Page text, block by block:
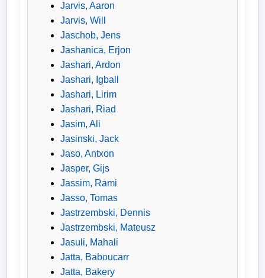
Jarvis, Aaron
Jarvis, Will
Jaschob, Jens
Jashanica, Erjon
Jashari, Ardon
Jashari, Igball
Jashari, Lirim
Jashari, Riad
Jasim, Ali
Jasinski, Jack
Jaso, Antxon
Jasper, Gijs
Jassim, Rami
Jasso, Tomas
Jastrzembski, Dennis
Jastrzembski, Mateusz
Jasuli, Mahali
Jatta, Baboucarr
Jatta, Bakery